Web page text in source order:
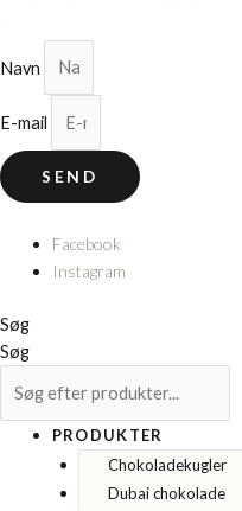
Navn
E-mail
SEND
Facebook
Instagram
Søg
Søg
PRODUKTER
Chokoladekugler
Dubai chokolade